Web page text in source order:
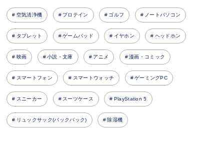
空気清浄機 プロテイン ゴルフ ノートパソコン
タブレット ゲームパッド イヤホン ヘッドホン
映画 小説・文庫 アニメ 漫画・コミック
スマートフォン スマートウォッチ ゲーミングPC
スニーカー スーツケース PlayStation 5
リュックサック(バックパック) 除湿機